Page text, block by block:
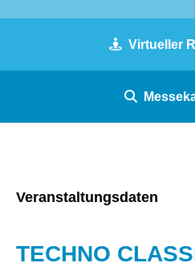
Virtueller
Veranstaltungsdaten
TECHNO